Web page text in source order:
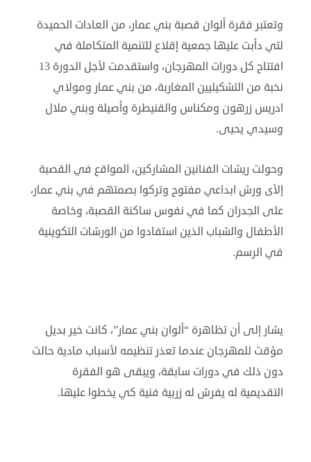
وتعتبر فقرة ألوان قصبة بني عمار، من العادات الحميدة
لتي دأبت عليها جمعية إقلاع للتنمية المتكاملة في
افتتاح كل دورات المهرجان، واستقدمت لأجل الدورة 13
نخبة من التشكيليين المغاربة، من بني عمار ومولاي
ادريس زرهون ومكناس والقنيطرة وأصيلة وبني ملال
وسيدي يحيى.
وحولت ريشات الفنانين المشاركين، المواقع في القصبة
إلأى ورش ابداعي مفتوح وتركوا بصمتهم في بني عمار،
على الجدران كما في نفوس ساكنة القصبة، وخاصة
الأطفال والشباب الذين استفادوا من الورشات التكوينية
في الرسم.
يشار إلى أن تظاهرة “ألوان بني عمار”، كانت خير بديل
مؤقت للمهرجان عندما تعذر تنظيمه لأسباب مادية حالت
دون ذلك في دورات سابقة، ويبقى هو الفقرة
التقديمية له يفرش له زربية فنية كي يخطوا عليها.